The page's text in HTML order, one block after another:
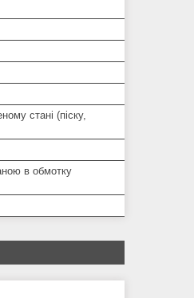
стані (піску,
в обмотку